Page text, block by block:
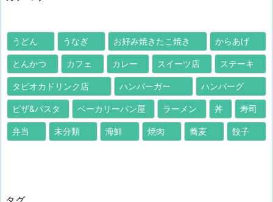
うどん うなぎ お好み焼きたこ焼き からあげ
とんかつ カフェ カレー スイーツ店 ステーキ
タピオカドリンク店 ハンバーガー ハンバーグ
ピザ&パスタ ベーカリーパン屋 ラーメン 丼 寿司
弁当 未分類 海鮮 焼肉 蕎麦 餃子